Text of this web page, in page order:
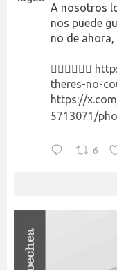
A nosotros
nos puede
no de ahora,
👉🏻👉🏻👉🏻
theres-no-
https://
5713071/
6